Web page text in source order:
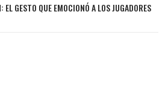
GESTO QUE EMOCIONÓ A LOS JUGADORES